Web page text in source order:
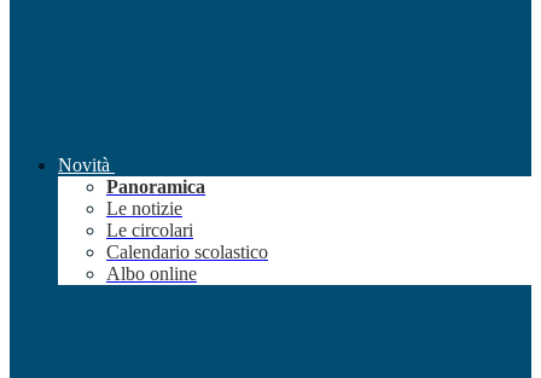
Novità
Panoramica
Le notizie
Le circolari
Calendario scolastico
Albo online